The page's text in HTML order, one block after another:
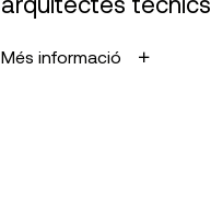
Més informació